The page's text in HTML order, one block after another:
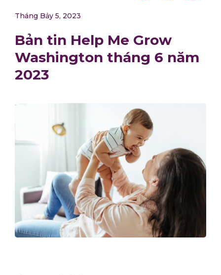
Tháng Bảy 5, 2023
Bản tin Help Me Grow
Washington tháng 6 năm
2023